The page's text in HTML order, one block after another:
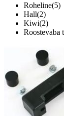
Roheline(5)
Hall(2)
Kiwi(2)
Roostevaba